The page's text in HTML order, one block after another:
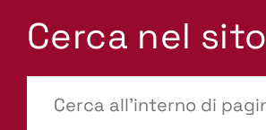
Cerca nel sito
site-